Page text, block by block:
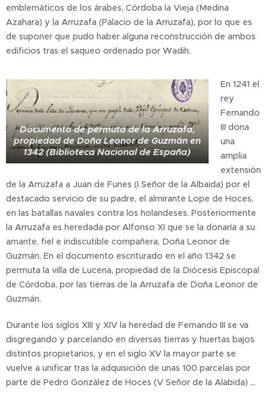
emblemáticos de los árabes, Córdoba la Vieja (Medina
Azahara) y la Arruzafa (Palacio de la Arruzafa), por lo que es
de suponer que pudo haber alguna reconstrucción de ambos
edificios tras el saqueo ordenado por Wadih.
Documento de permuta de la Arruzafa,
propiedad de Doña Leonor de Guzmán en
1342 (Biblioteca Nacional de España)
En 1241 el
rey
Fernando
III dona
una
amplia
extensión
de la Arruzafa a Juan de Funes (I Señor de la Albaida) por el
destacado servicio de su padre, el almirante Lope de Hoces,
en las batallas navales contra los holandeses. Posteriormente
la Arruzafa es heredada por Alfonso XI que se la donaría a su
amante, fiel e indiscutible compañera, Doña Leonor de
Guzmán. En el documento escriturado en el año 1342 se
permuta la villa de Lucena, propiedad de la Diócesis Episcopal
de Córdoba, por las tierras de la Arruzafa de Doña Leonor de
Guzmán.
Durante los siglos XIII y XIV la heredad de Fernando III se va
disgregando y parcelando en diversas tierras y huertas bajos
distintos propietarios, y en el siglo XV la mayor parte se
vuelve a unificar tras la adquisición de unas 100 parcelas por
parte de Pedro González de Hoces (V Señor de la Alabida) ...